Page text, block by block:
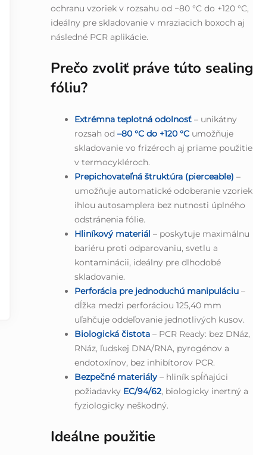
ochranu vzoriek v rozsahu od −80 °C do +120 °C,
ideálny pre skladovanie v mraziacich boxoch aj
následné PCR aplikácie.
Prečo zvoliť práve túto sealing
fóliu?
Extrémna teplotná odolnosť – unikátny
rozsah od–80 °C do +120 °C umožňuje
skladovanie vo frizéroch aj priame použitie
v termocykléroch.
Prepichovateľná štruktúra (pierceable) –
umožňuje automatické odoberanie vzoriek
ihlou autosamplera bez nutnosti úplného
odstránenia fólie.
Hliníkový materiál – poskytuje maximálnu
bariéru proti odparovaniu, svetlu a
kontaminácii, ideálny pre dlhodobé
skladovanie.
Perforácia pre jednoduchú manipuláciu –
dĺžka medzi perforáciou 125,40 mm
uľahčuje oddeľovanie jednotlivých kusov.
Biologická čistota – PCR Ready: bez DNáz,
RNáz, ľudskej DNA/RNA, pyrogénov a
endotoxínov, bez inhibítorov PCR.
Bezpečné materiály– hliník spĺňajúci
požiadavky EC/94/62, biologicky inertný a
fyziologicky neškodný.
Ideálne použitie